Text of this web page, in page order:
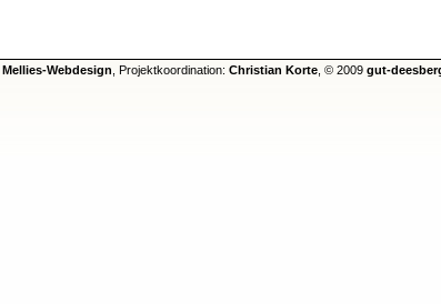
Mellies-Webdesign , Projektkoordination: Christian Korte , © 2009 gut-